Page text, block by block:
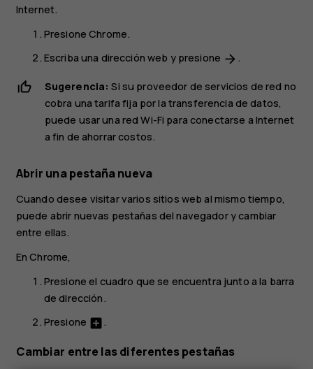
Internet.
PresioneChrome.
Escriba una dirección web y presione arrow_forward .
Sugerencia: Si su proveedor de servicios de red no
cobra una tarifa fija por la transferencia de datos,
puede usar una red Wi-Fi para conectarse a Internet
a fin de ahorrar costos.
Abrir una pestaña nueva
Cuando desee visitar varios sitios web al mismo tiempo,
puede abrir nuevas pestañas del navegador y cambiar
entre ellas.
En Chrome,
Presione el cuadro que se encuentra junto a la barra
de dirección.
Presione add_box.
Cambiar entre las diferentes pestañas